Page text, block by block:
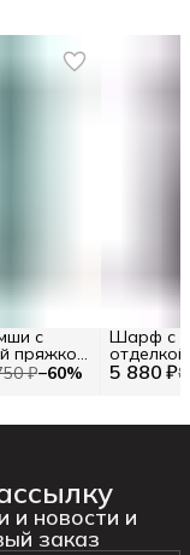
₽−60%
с
пряжкой
EU 36 / 5 880 ₽
Шарф с
и новости и
заказ